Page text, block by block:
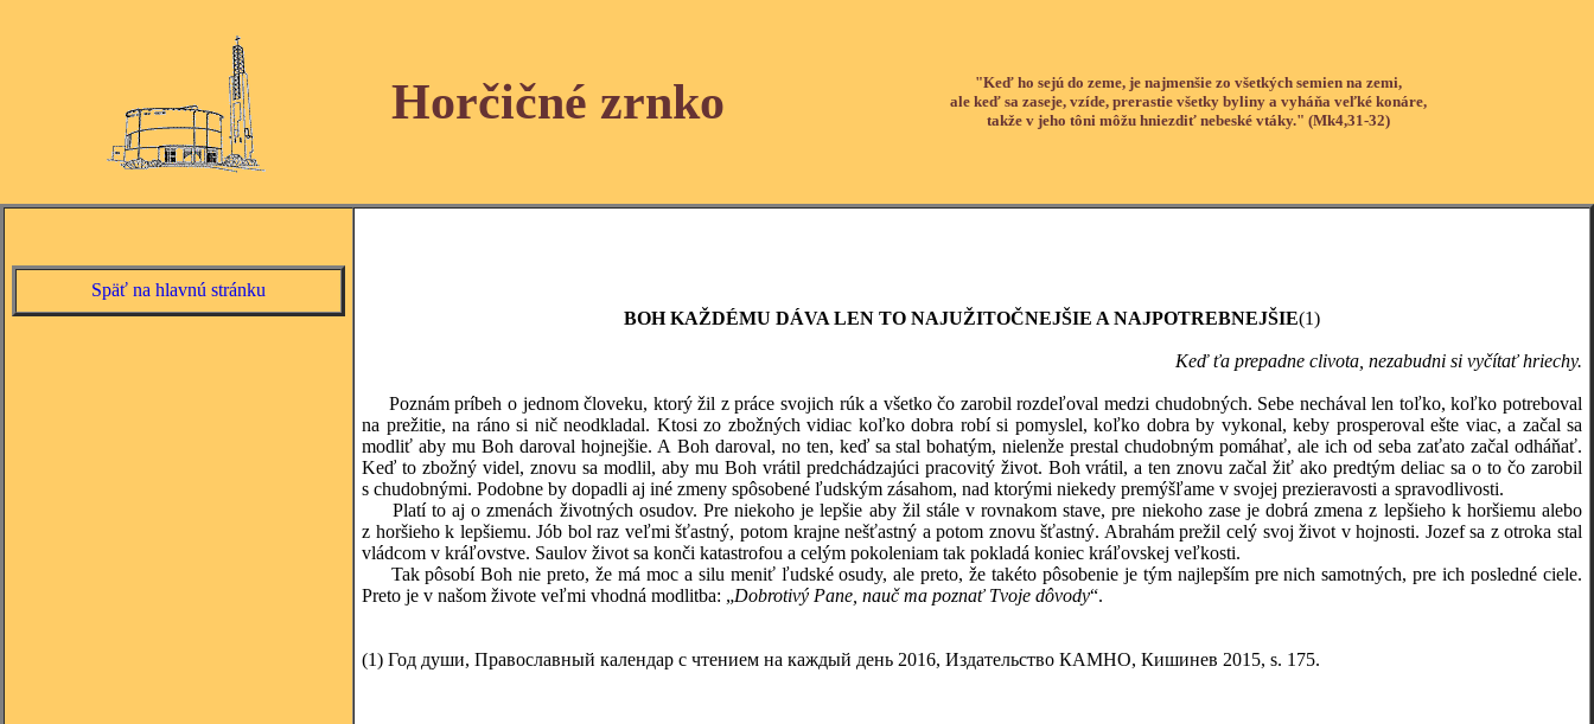
Horčičné zrnko
"Keď ho sejú do zeme, je najmenšie zo všetkých semien na zemi,
ale keď sa zaseje, vzíde, prerastie všetky byliny a vyháňa veľké konáre,
takže v jeho tôni môžu hniezdiť nebeské vtáky." (Mk4,31-32)
Späť na hlavnú stránku
BOH KAŽDÉMU DÁVA LEN TO NAJUŽITOČNEJŠIE A NAJPOTREBNEJŠIE(1)
Keď ťa prepadne clivota, nezabudni si vyčítať hriechy.
Poznám príbeh o jednom človeku, ktorý žil z práce svojich rúk a všetko čo zarobil rozdeľoval medzi chudobných. Sebe nechával len toľko, koľko potreboval
na prežitie, na ráno si nič neodkladal. Ktosi zo zbožných vidiac koľko dobra robí si pomyslel, koľko dobra by vykonal, keby prosperoval ešte viac, a začal sa
modliť aby mu Boh daroval hojnejšie. A Boh daroval, no ten, keď sa stal bohatým, nielenže prestal chudobným pomáhať, ale ich od seba zaťato začal odháňať.
Keď to zbožný videl, znovu sa modlil, aby mu Boh vrátil predchádzajúci pracovitý život. Boh vrátil, a ten znovu začal žiť ako predtým deliac sa o to čo zarobil
s chudobnými. Podobne by dopadli aj iné zmeny spôsobené ľudským zásahom, nad ktorými niekedy premýšľame v svojej prezieravosti a spravodlivosti.
Platí to aj o zmenách životných osudov. Pre niekoho je lepšie aby žil stále v rovnakom stave, pre niekoho zase je dobrá zmena z lepšieho k horšiemu alebo
z horšieho k lepšiemu. Jób bol raz veľmi šťastný, potom krajne nešťastný a potom znovu šťastný. Abrahám prežil celý svoj život v hojnosti. Jozef sa z otroka stal
vládcom v kráľovstve. Saulov život sa konči katastrofou a celým pokoleniam tak pokladá koniec kráľovskej veľkosti.
Tak pôsobí Boh nie preto, že má moc a silu meniť ľudské osudy, ale preto, že takéto pôsobenie je tým najlepším pre nich samotných, pre ich posledné ciele.
Preto je v našom živote veľmi vhodná modlitba: „Dobrotivý Pane, nauč ma poznať Tvoje dôvody“.
(1) Год души, Православный календар с чтением на каждый день 2016, Издательство КАМНО, Кишинев 2015, s. 175.